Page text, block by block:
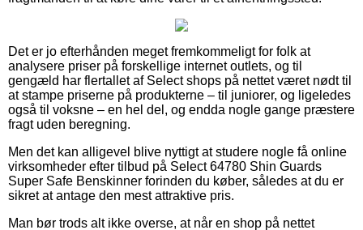
Det er jo efterhånden meget fremkommeligt for folk at
analysere priser på forskellige internet outlets, og til
gengæld har flertallet af Select shops på nettet været nødt til
at stampe priserne på produkterne – til juniorer, og ligeledes
også til voksne – en hel del, og endda nogle gange præstere
fragt uden beregning.
Men det kan alligevel blive nyttigt at studere nogle få online
virksomheder efter tilbud på Select 64780 Shin Guards
Super Safe Benskinner forinden du køber, således at du er
sikret at antage den mest attraktive pris.
Man bør trods alt ikke overse, at når en shop på nettet